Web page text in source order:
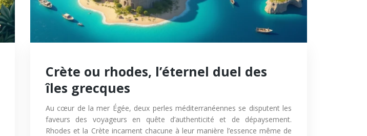
Crète ou rhodes, l’éternel duel des
îles grecques
Au cœur de la mer Égée, deux perles méditerranéennes se disputent les
faveurs des voyageurs en quête d’authenticité et de dépaysement.
Rhodes et la Crète incarnent chacune à leur manière l’essence même de